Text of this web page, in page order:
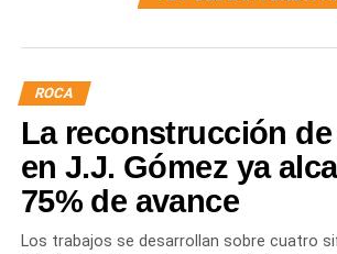
ROCA
La reconstrucción
en J.J. Gómez ya
75% de avance
Los trabajos se desarrollan sobre cuatro